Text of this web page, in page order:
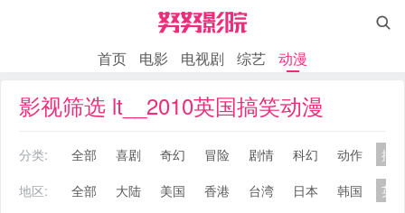

首页 电影 电视剧 综艺 动漫
影视筛选 lt__2010英国搞笑动漫
分类: 全部 喜剧 奇幻 冒险 剧情 科幻 动作
搞
地区:
全部 大陆 美国 香港 台湾 日本 韩国
英